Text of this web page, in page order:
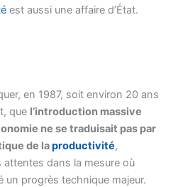
est aussi une affaire d’État.
en 1987, soit environ 20 ans
que l’introduction massive
ne se traduisait pas par
de laproductivité,
dans la mesure où
un progrès technique majeur.